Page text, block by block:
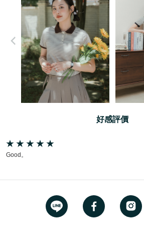
好感評價
Good。